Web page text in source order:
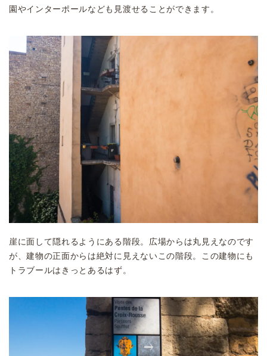
園やインターポールなども見渡せることができます。
崖に面して隠れるようにある階段。広場からは丸見えなのです
が、建物の正面からは絶対に見えないこの階段。この建物にも
トラブールはきっとあるはず。